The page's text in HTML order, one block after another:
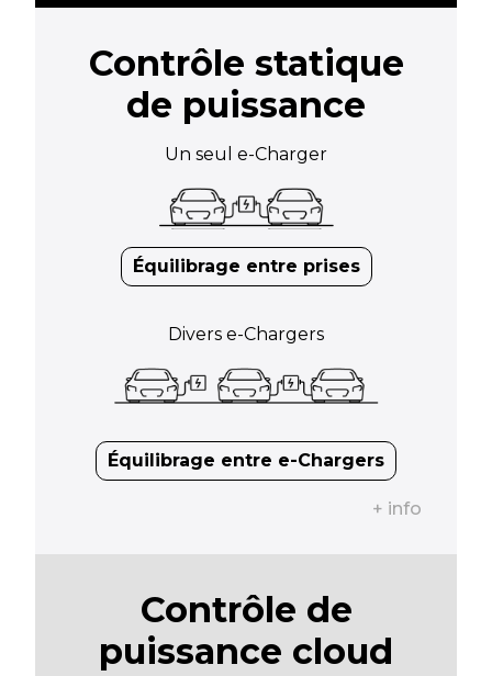
Contrôle statique
de puissance
Un seul e-Charger
Équilibrage entre prises
Divers e-Chargers
Équilibrage entre e-Chargers
+ info
Contrôle de
puissance cloud